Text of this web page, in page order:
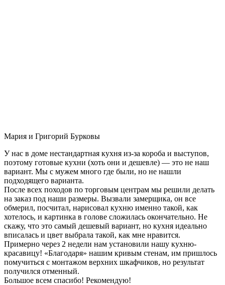
Мария и Григорий Бурковы
У нас в доме нестандартная кухня из-за короба и выступов,
поэтому готовые кухни (хоть они и дешевле) — это не наш
вариант. Мы с мужем много где были, но не нашли
подходящего варианта.
После всех походов по торговым центрам мы решили делать
на заказ под наши размеры. Вызвали замерщика, он все
обмерил, посчитал, нарисовал кухню именно такой, как
хотелось, и картинка в голове сложилась окончательно. Не
скажу, что это самый дешевый вариант, но кухня идеально
вписалась и цвет выбрала такой, как мне нравится.
Примерно через 2 недели нам установили нашу кухню-
красавицу! «Благодаря» нашим кривым стенам, им пришлось
помучиться с монтажом верхних шкафчиков, но результат
получился отменный.
Большое всем спасибо! Рекомендую!